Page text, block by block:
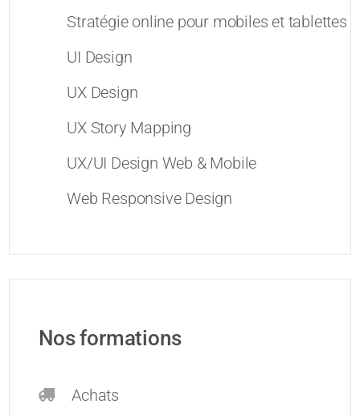
Stratégie online pour mobiles et tablettes
UI Design
UX Design
UX Story Mapping
UX/UI Design Web & Mobile
Web Responsive Design
Nos formations
Achats